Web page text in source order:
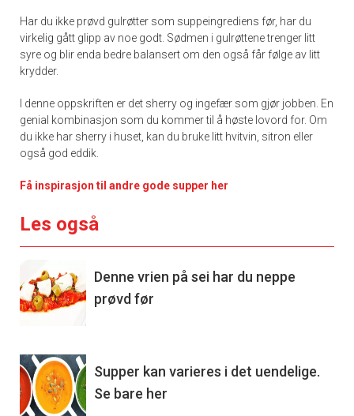
Har du ikke prøvd gulrøtter som suppeingrediens før, har du
virkelig gått glipp av noe godt. Sødmen i gulrøttene trenger litt
syre og blir enda bedre balansert om den også får følge av litt
krydder.
I denne oppskriften er det sherry og ingefær som gjør jobben. En
genial kombinasjon som du kommer til å høste lovord for. Om
du ikke har sherry i huset, kan du bruke litt hvitvin, sitron eller
også god eddik.
Få inspirasjon til andre gode supper her
Les også
Denne vrien på sei har du neppe
prøvd før
Supper kan varieres i det uendelige.
Se bare her